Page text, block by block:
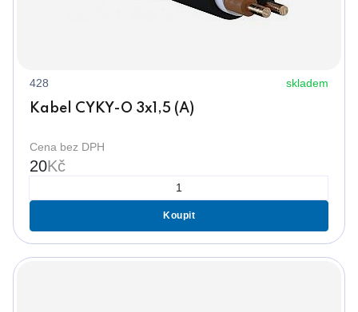
428 skladem
Kabel CYKY-O 3x1,5 (A)
Cena bez DPH
20Kč
Koupit